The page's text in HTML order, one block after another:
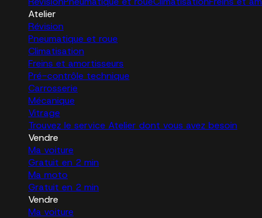
Atelier
Révision
Pneumatique et roue
Climatisation
Freins et amortisseurs
Pré-contrôle technique
Carrosserie
Mécanique
Vitrage
Trouvez le service Atelier dont vous avez besoin
Vendre
Ma voiture
Gratuit en 2 min
Ma moto
Gratuit en 2 min
Vendre
Ma voiture